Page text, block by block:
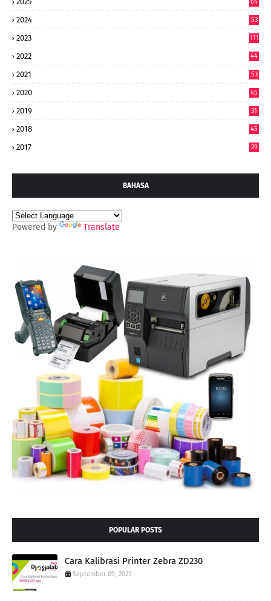
2024
53
2023 111
2022
44
2021 53
2020 45
2019 31
2018 45
2017 29
BAHASA
Powered by Translate
POPULAR POSTS
Cara Kalibrasi Printer Zebra ZD230
September 09, 2021